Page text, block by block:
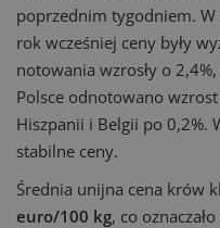
poprzednim tygodniem.
rok wcześniej ceny były
notowania wzrosły o
Polsce odnotowano
Hiszpanii i Belgii po 0,2%.
stabilne ceny.
Średnia unijna cena krów
euro/100 kg, co